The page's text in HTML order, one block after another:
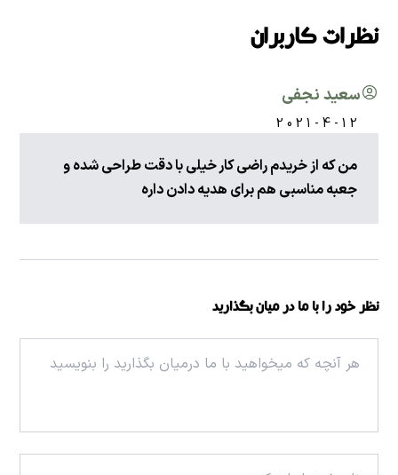
نظرات کاربران
سعید نجفی
2021-4-12
من که از خریدم راضی کار خیلی با دقت طراحی شده و
جعبه مناسبی هم برای هدیه دادن داره
نظر خود را با ما در میان بگذارید